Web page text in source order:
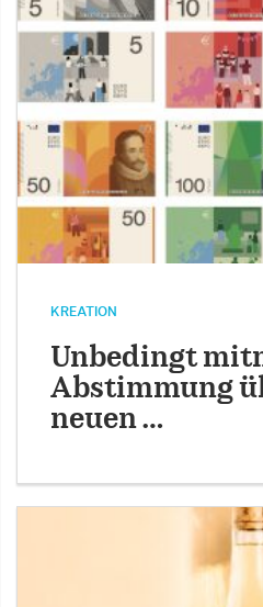
KREATION
Unbedingt
Abstimmung
neuen …